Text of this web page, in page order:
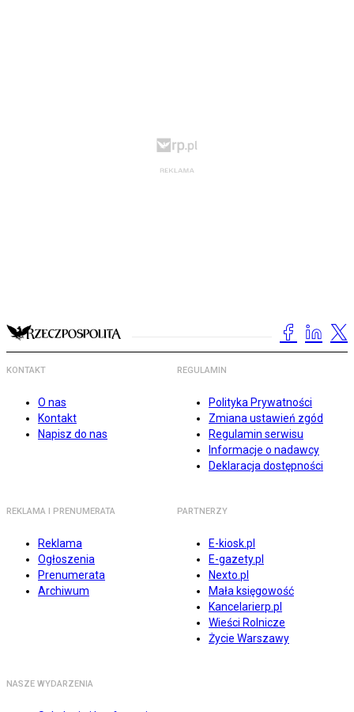
KONTAKT
O nas
Kontakt
Napisz do nas
REGULAMIN
Polityka Prywatności
Zmiana ustawień zgód
Regulamin serwisu
Informacje o nadawcy
Deklaracja dostępności
REKLAMA I PRENUMERATA
Reklama
Ogłoszenia
Prenumerata
Archiwum
PARTNERZY
E-kiosk.pl
E-gazety.pl
Nexto.pl
Mała księgowość
Kancelarierp.pl
Wieści Rolnicze
Życie Warszawy
NASZE WYDARZENIA